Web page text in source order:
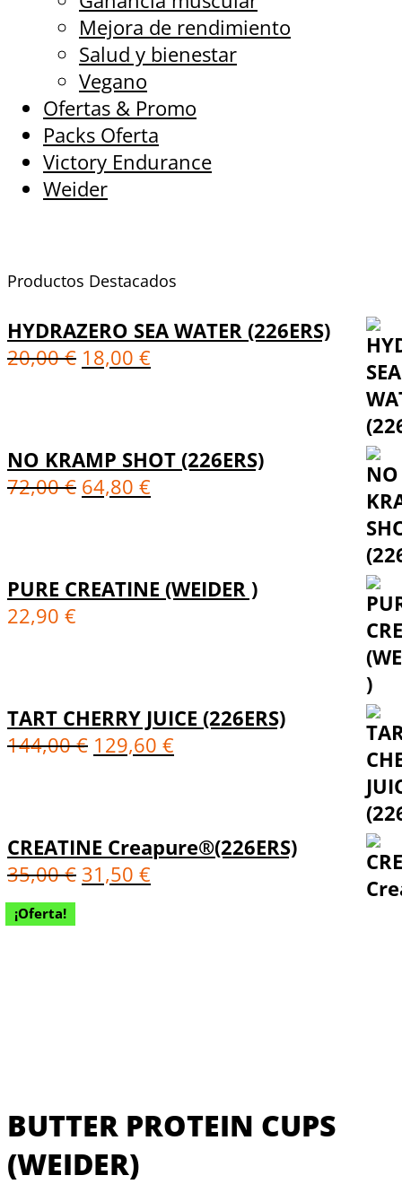
Mejora de rendimiento
Salud y bienestar
Vegano
Ofertas & Promo
Packs Oferta
Victory Endurance
Weider
Productos Destacados
HYDRAZERO SEA WATER (226ERS)
20,00€ 18,00 €
NO KRAMP SHOT (226ERS)
72,00€ 64,80 €
PURE CREATINE (WEIDER )
22,90 €
TART CHERRY JUICE (226ERS)
144,00€ 129,60 €
CREATINE Creapure®(226ERS)
35,00€ 31,50 €
¡Oferta!
BUTTER PROTEIN CUPS
(WEIDER)